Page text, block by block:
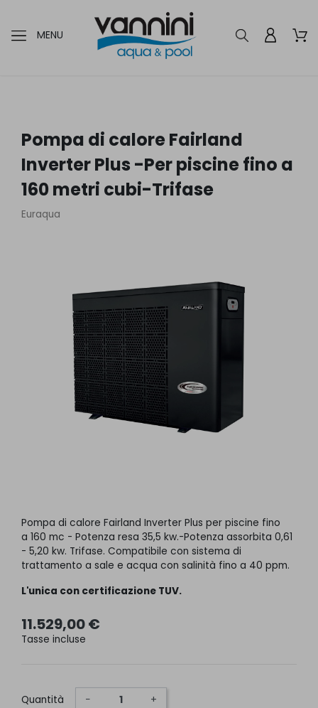
MENU
Pompa di calore Fairland
Inverter Plus -Per piscine fino a
160 metri cubi-Trifase
Euraqua
Pompa di calore Fairland Inverter Plus per piscine fino
a 160 mc - Potenza resa 35,5 kw.-Potenza assorbita 0,61
- 5,20 kw. Trifase. Compatibile con sistema di
trattamento a sale e acqua con salinità fino a 40 ppm.
L'unica con certificazione TUV.
11.529,00 €
Tasse incluse
Quantità − +